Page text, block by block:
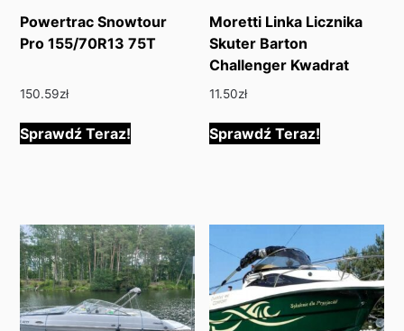
Powertrac Snowtour
Pro 155/70R13 75T
150.59zł
Sprawdź Teraz!
Moretti Linka Licznika
Skuter Barton
Challenger Kwadrat
11.50zł
Sprawdź Teraz!